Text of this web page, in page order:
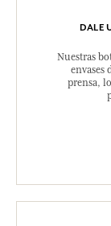
DALE
Nuestras
envases
prensa,